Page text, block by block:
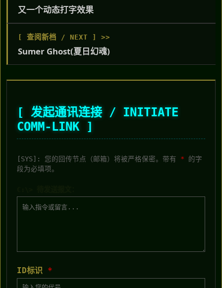
又一个动态打字效果
[ 查阅新档 / NEXT ] >>
Sumer Ghost(夏日幻魂)
[ 发起通讯连接 / INITIATE
COMM-LINK ]
[SYS]: 您的回传节点（邮箱）将被严格保密。带有 * 的字
段为必填项。
ID标识 *